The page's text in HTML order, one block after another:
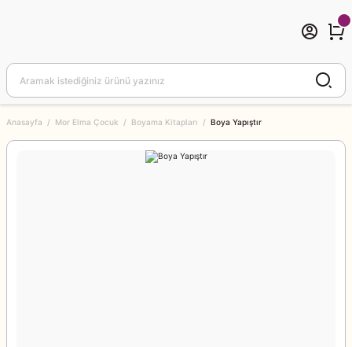
Anasayfa Mor Elma Çocuk Boyama Kitapları Boya Yapıştır